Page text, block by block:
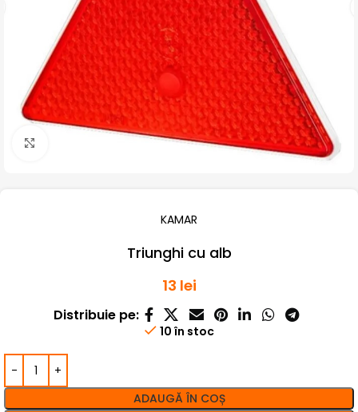
Click pentru a mari
KAMAR
Triunghi cu alb
13 lei
Distribuie pe:
10 în stoc
ADAUGĂ ÎN COȘ